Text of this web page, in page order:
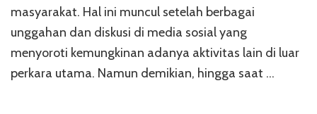
masyarakat. Hal ini muncul setelah berbagai
unggahan dan diskusi di media sosial yang
menyoroti kemungkinan adanya aktivitas lain di luar
perkara utama. Namun demikian, hingga saat …